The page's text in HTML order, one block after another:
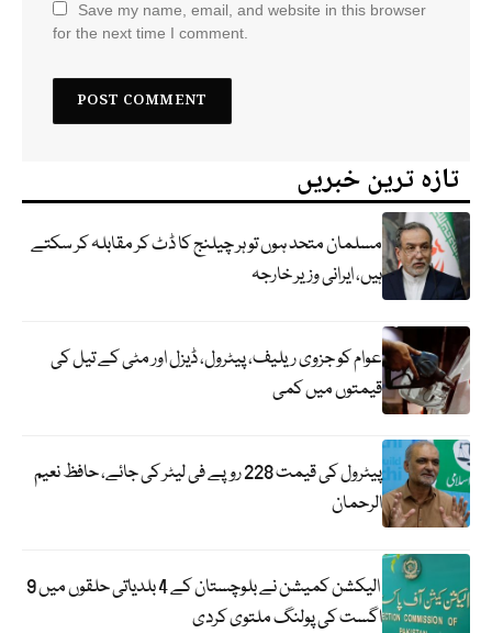
Save my name, email, and website in this browser
for the next time I comment.
تازہ ترین خبریں
مسلمان متحد ہوں تو ہر چیلنج کا ڈٹ کر مقابلہ کر سکتے
ہیں، ایرانی وزیر خارجہ
عوام کو جزوی ریلیف، پیٹرول، ڈیزل اور مٹی کے تیل کی
قیمتوں میں کمی
پیٹرول کی قیمت 228 روپے فی لیٹر کی جائے، حافظ نعیم
الرحمان
الیکشن کمیشن نے بلوچستان کے 4 بلدیاتی حلقوں میں 9
اگست کی پولنگ ملتوی کردی